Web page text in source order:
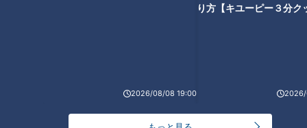
2026/08/08 19:00
り方【キユーピー３分ク
2026/
ランキング